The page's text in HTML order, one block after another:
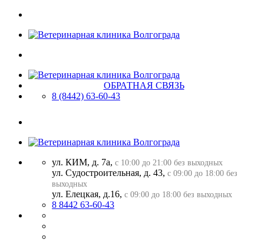
ОБРАТНАЯ СВЯЗЬ
8 (8442) 63-60-43
ул. КИМ, д. 7а, с 10:00 до 21:00 без выходных
ул. Судостроительная, д. 43, с 09:00 до 18:00 без
выходных
ул. Елецкая, д.16, с 09:00 до 18:00 без выходных
8 8442 63-60-43